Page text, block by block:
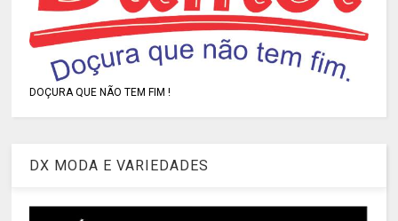
DOÇURA QUE NÃO TEM FIM !
DX MODA E VARIEDADES